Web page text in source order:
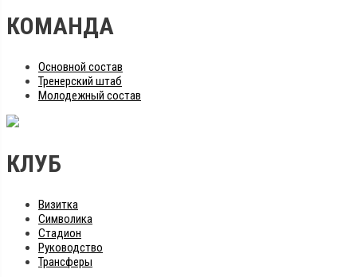
КОМАНДА
Основной состав
Тренерский штаб
Молодежный состав
КЛУБ
Визитка
Символика
Стадион
Руководство
Трансферы